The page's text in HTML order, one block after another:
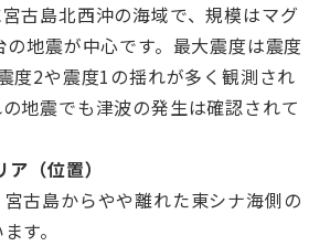
古島北西沖の海域で、規模はマグ
地震が中心です。最大震度は震度
度2や震度1の揺れが多く観測され
地震でも津波の発生は確認されて
（位置）
古島からやや離れた東シナ海側の
す。